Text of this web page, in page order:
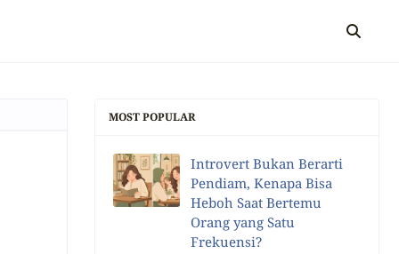
MOST POPULAR
Introvert Bukan Berarti
Pendiam, Kenapa Bisa
Heboh Saat Bertemu
Orang yang Satu
Frekuensi?